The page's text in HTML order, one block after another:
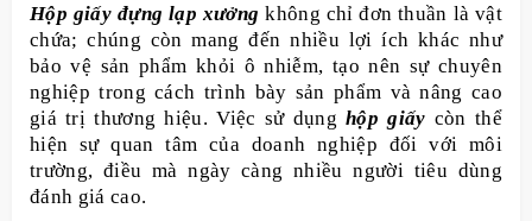
Hộp giấy đựng lạp xưởng không chỉ đơn thuần là vật
chứa; chúng còn mang đến nhiều lợi ích khác như
bảo vệ sản phẩm khỏi ô nhiễm, tạo nên sự chuyên
nghiệp trong cách trình bày sản phẩm và nâng cao
giá trị thương hiệu. Việc sử dụnghộp giấy còn thể
hiện sự quan tâm của doanh nghiệp đối với môi
trường, điều mà ngày càng nhiều người tiêu dùng
đánh giá cao.